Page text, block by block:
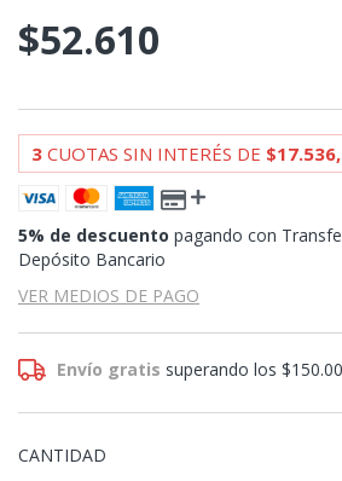
$52.610
3 CUOTAS SIN INTERÉS DE
5% de descuento pagando con
Depósito Bancario
VER MEDIOS DE PAGO
Envío gratis superando los
CANTIDAD